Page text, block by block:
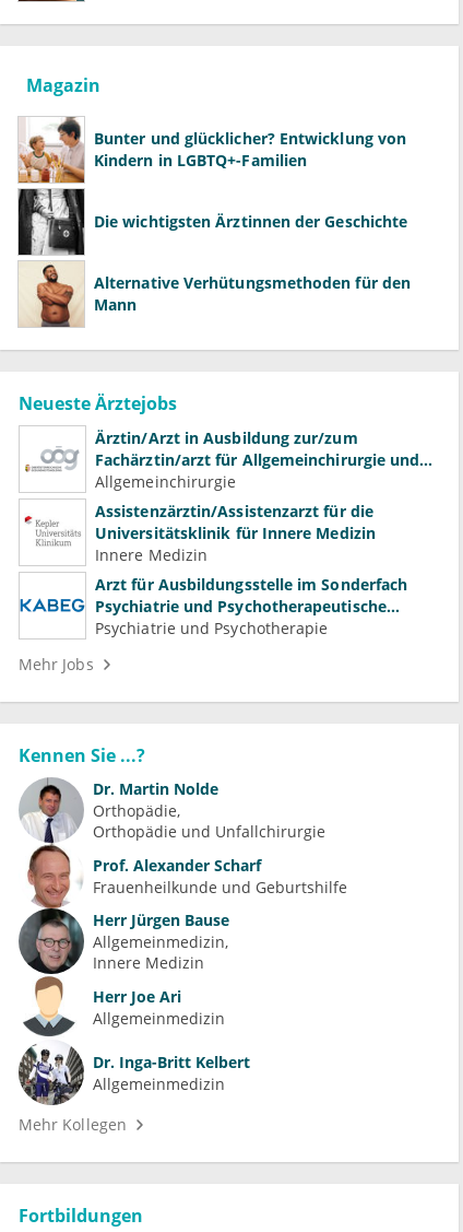
Magazin
Bunter und glücklicher? Entwicklung von
Kindern in LGBTQ+-Familien
Die wichtigsten Ärztinnen der Geschichte
Alternative Verhütungsmethoden für den
Mann
Neueste Ärztejobs
Ärztin/Arzt in Ausbildung zur/zum
Fachärztin/arzt für Allgemeinchirurgie und
Gefäßchirurgie
Allgemeinchirurgie
Assistenzärztin/Assistenzarzt für die
Universitätsklinik für Innere Medizin
Innere Medizin
Arzt für Ausbildungsstelle im Sonderfach
Psychiatrie und Psychotherapeutische
Medizin (m/w/d)
Psychiatrie und Psychotherapie
Mehr Jobs
Kennen Sie ...?
Dr. Martin Nolde
Orthopädie
Orthopädie und Unfallchirurgie
Prof. Alexander Scharf
Frauenheilkunde und Geburtshilfe
Herr Jürgen Bause
Allgemeinmedizin
Innere Medizin
Herr Joe Ari
Allgemeinmedizin
Dr. Inga-Britt Kelbert
Allgemeinmedizin
Mehr Kollegen
Fortbildungen